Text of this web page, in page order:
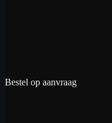
Bestel op aanvraag